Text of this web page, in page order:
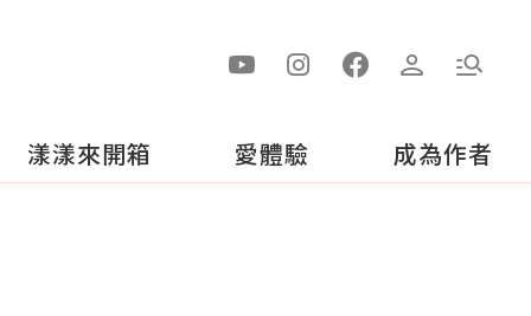
漾漾來開箱 愛體驗 成為作者